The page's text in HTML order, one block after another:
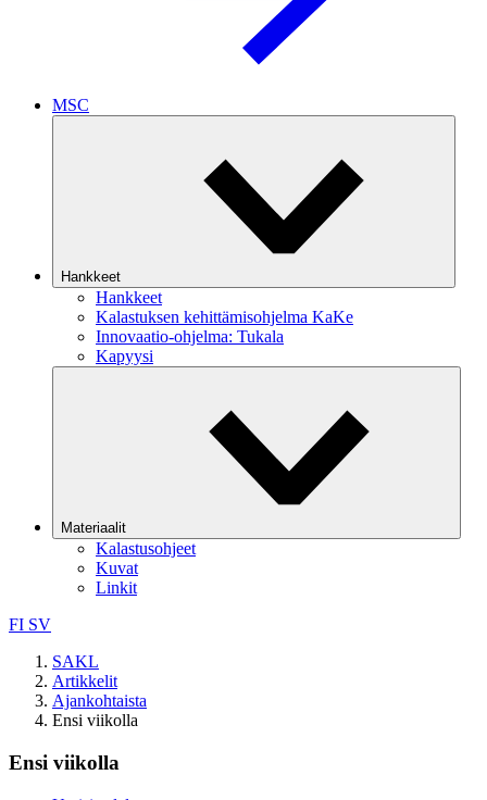
MSC
Hankkeet
Hankkeet
Kalastuksen kehittämisohjelma KaKe
Innovaatio-ohjelma: Tukala
Kapyysi
Materiaalit
Kalastusohjeet
Kuvat
Linkit
FI SV
SAKL
Artikkelit
Ajankohtaista
Ensi viikolla
Ensi viikolla